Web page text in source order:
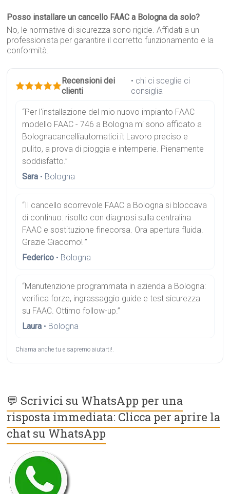
Posso installare un cancello FAAC a Bologna da solo?
No, le normative di sicurezza sono rigide. Affidati a un
professionista per garantire il corretto funzionamento e la
conformità.
Recensioni dei
clienti
• chi ci sceglie ci
consiglia
“Per l'installazione del mio nuovo impianto FAAC
modello FAAC - 746 a Bologna mi sono affidato a
Bolognacancelliautomatici.it Lavoro preciso e
pulito, a prova di pioggia e intemperie. Pienamente
soddisfatto.”
Sara • Bologna
“Il cancello scorrevole FAAC a Bologna si bloccava
di continuo: risolto con diagnosi sulla centralina
FAAC e sostituzione finecorsa. Ora apertura fluida.
Grazie Giacomo! ”
Federico • Bologna
“Manutenzione programmata in azienda a Bologna:
verifica forze, ingrassaggio guide e test sicurezza
su FAAC. Ottimo follow-up.”
Laura • Bologna
Chiama anche tu e sapremo aiutarti!.
💬 Scrivici su WhatsApp per una
risposta immediata: Clicca per aprire la
chat su WhatsApp